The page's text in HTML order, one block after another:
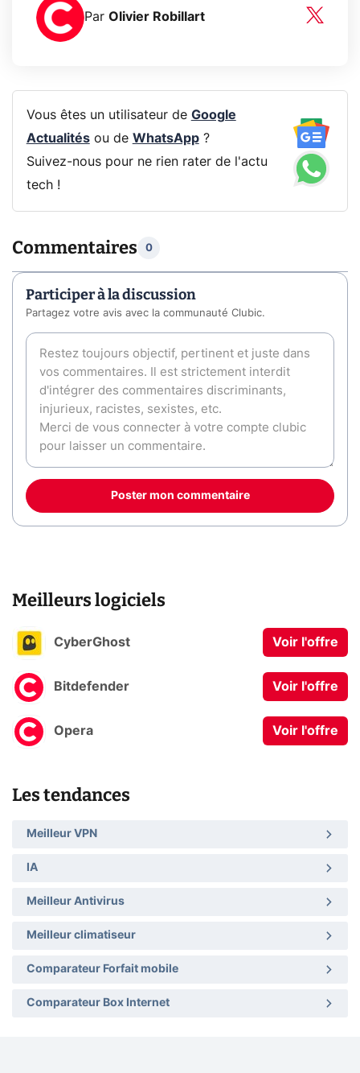
Par Olivier Robillart
Vous êtes un utilisateur de Google
Actualitésou de WhatsApp?
Suivez-nous pour ne rien rater de l'actu
tech !
Commentaires 0
Participer à la discussion
Partagez votre avis avec la communauté Clubic.
Poster mon commentaire
Meilleurs logiciels
CyberGhost Voir l'offre
Bitdefender Voir l'offre
Opera Voir l'offre
Les tendances
Meilleur VPN
IA
Meilleur Antivirus
Meilleur climatiseur
Comparateur Forfait mobile
Comparateur Box Internet